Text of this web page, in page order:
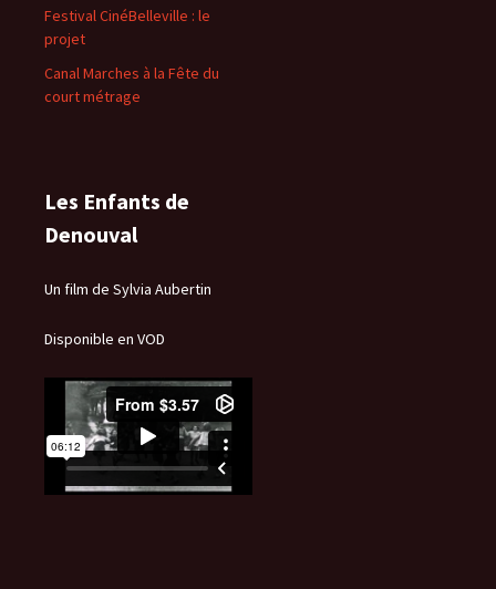
Festival CinéBelleville : le
projet
Canal Marches à la Fête du
court métrage
Les Enfants de
Denouval
Un film de Sylvia Aubertin
Disponible en VOD